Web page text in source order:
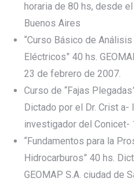
horaria de 80 hs, desde
Buenos Aires
“Curso Básico de
Eléctricos” 40 hs.
23 de febrero de 2007.
Curso de “Fajas
Dictado por el Dr. Crist
investigador del Conicet-
“Fundamentos para la
Hidrocarburos” 40 hs.
GEOMAP S.A. ciudad de